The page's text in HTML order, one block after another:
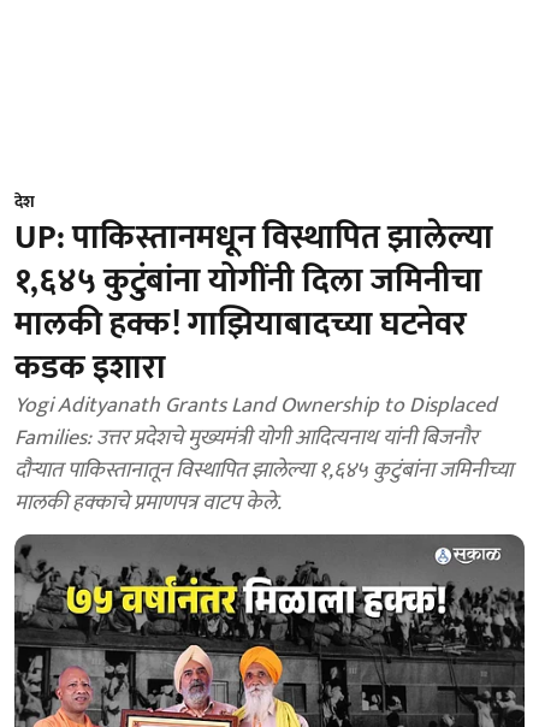
देश
UP: पाकिस्तानमधून विस्थापित झालेल्या
१,६४५ कुटुंबांना योगींनी दिला जमिनीचा
मालकी हक्क! गाझियाबादच्या घटनेवर
कडक इशारा
Yogi Adityanath Grants Land Ownership to Displaced
Families: उत्तर प्रदेशचे मुख्यमंत्री योगी आदित्यनाथ यांनी बिजनौर
दौऱ्यात पाकिस्तानातून विस्थापित झालेल्या १,६४५ कुटुंबांना जमिनीच्या
मालकी हक्काचे प्रमाणपत्र वाटप केले.